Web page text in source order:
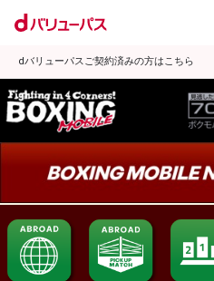
dバリューパスご契約済みの方はこちら